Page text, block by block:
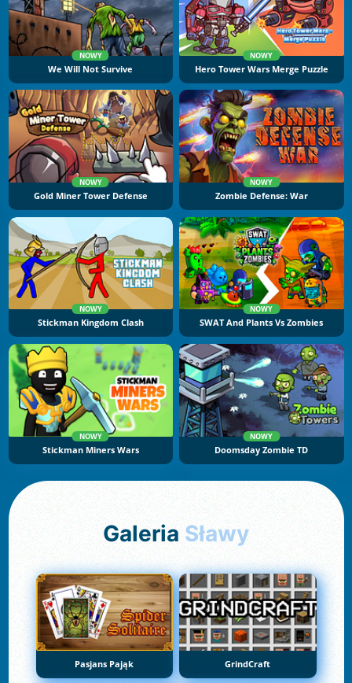
NOWY
We Will Not Survive
NOWY
Hero Tower Wars Merge Puzzle
NOWY
Gold Miner Tower Defense
NOWY
Zombie Defense: War
NOWY
Stickman Kingdom Clash
NOWY
SWAT And Plants Vs Zombies
NOWY
Stickman Miners Wars
NOWY
Doomsday Zombie TD
Galeria Sławy
Pasjans Pająk GrindCraft